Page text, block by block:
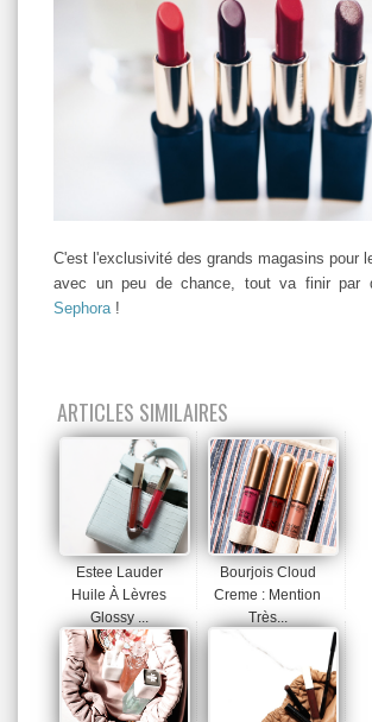
C'est l'exclusivité des grands magasins pour
avec un peu de chance, tout va finir par
Sephora !
ARTICLES SIMILAIRES
Estee Lauder
Huile À Lèvres
Glossy ...
Bourjois Cloud
Creme : Mention
Très...